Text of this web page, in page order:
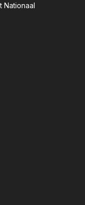
Nationaal